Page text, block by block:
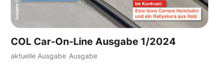
COL Car-On-Line Ausgabe 1/2024
aktuelle Ausgabe Ausgabe